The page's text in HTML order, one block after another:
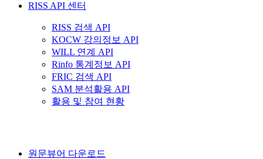
RISS API 센터
RISS 검색 API
KOCW 강의정보 API
WILL 연계 API
Rinfo 통계정보 API
FRIC 검색 API
SAM 분석활용 API
활용 및 참여 현황
원문뷰어 다운로드